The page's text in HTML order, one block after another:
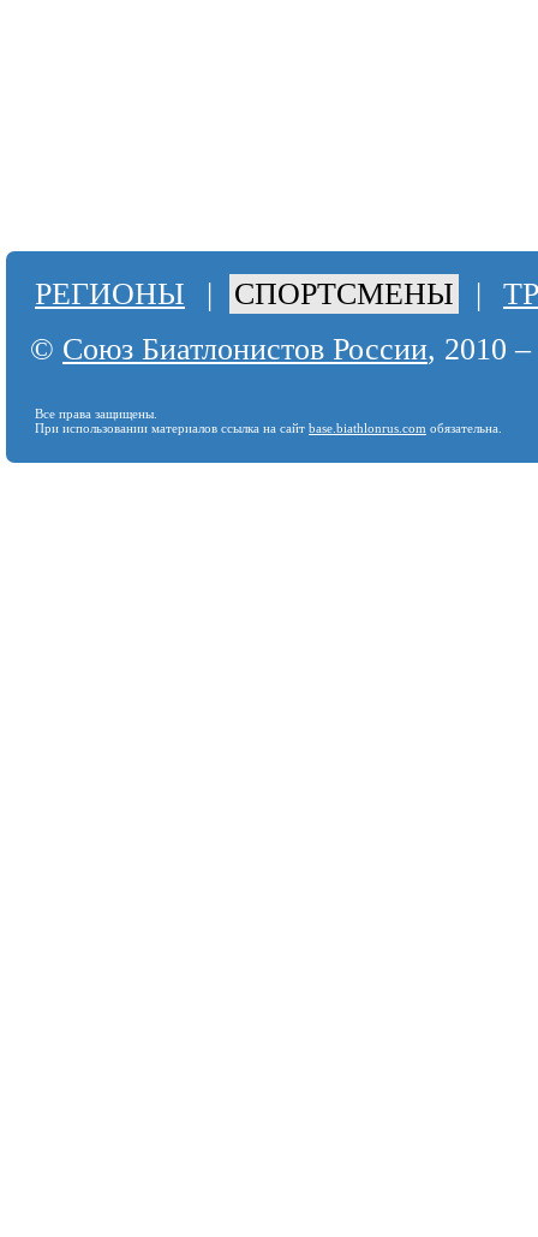
РЕГИОНЫ | СПОРТСМЕНЫ |
© Союз Биатлонистов России, 2010
Все права защищены.
При использовании материалов ссылка на сайт base.biathlonrus.com обязательна.